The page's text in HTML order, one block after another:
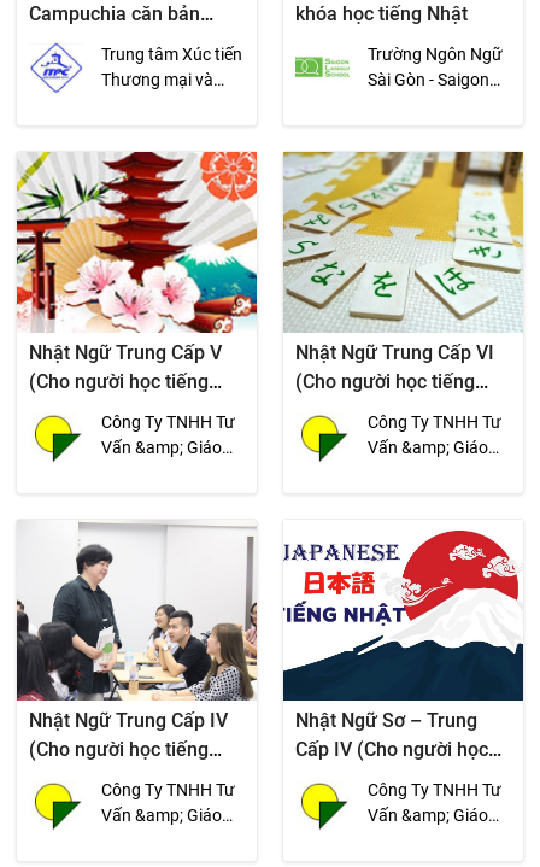
Campuchia căn bản
Khóa 8
Trung tâm Xúc tiến
Thương mại và
khóa học tiếng Nhật
Trường Ngôn Ngữ
Sài Gòn - Saigon
Nhật Ngữ Trung Cấp V
(Cho người học tiếng
Nhật từ 30 tháng trở lên)
Công Ty TNHH Tư
Vấn &amp; Giáo
Tiến
Nhật Ngữ Trung Cấp VI
(Cho người học tiếng
Nhật từ 30 tháng trở lên)
Công Ty TNHH Tư
Vấn &amp; Giáo
Nhật Ngữ Trung Cấp IV
(Cho người học tiếng
Nhật từ 27 tháng trở lên)
Công Ty TNHH Tư
Vấn &amp; Giáo
Nhật Ngữ Sơ – Trung
Cấp IV (Cho người học
tiếng Nhật từ 15 tháng
trở lên)
Công Ty TNHH Tư
Vấn &amp; Giáo